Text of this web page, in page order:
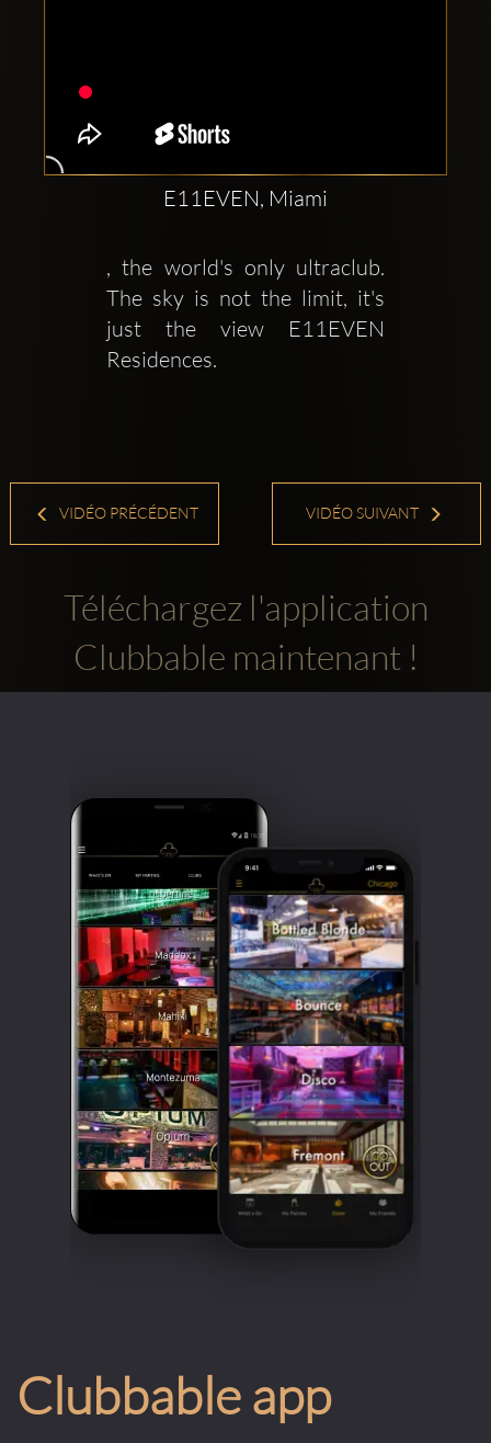
sociaux
Clubbable:
E11EVEN, Miami
, the world's only ultraclub.
The sky is not the limit, it's
just the view E11EVEN
Residences.
VIDÉO PRÉCÉDENT VIDÉO SUIVANT
Téléchargez l'application
Clubbable maintenant !
Clubbable app